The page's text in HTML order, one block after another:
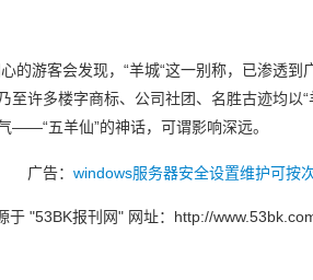
的游客会发现，“羊城“这一别称，已渗透
至许多楼字商标、公司社团、名胜古迹均以“
——“五羊仙”的神话，可谓影响深远。
广告： windows服务器安全设置维护可按
"53BK报刊网" 网址： http://